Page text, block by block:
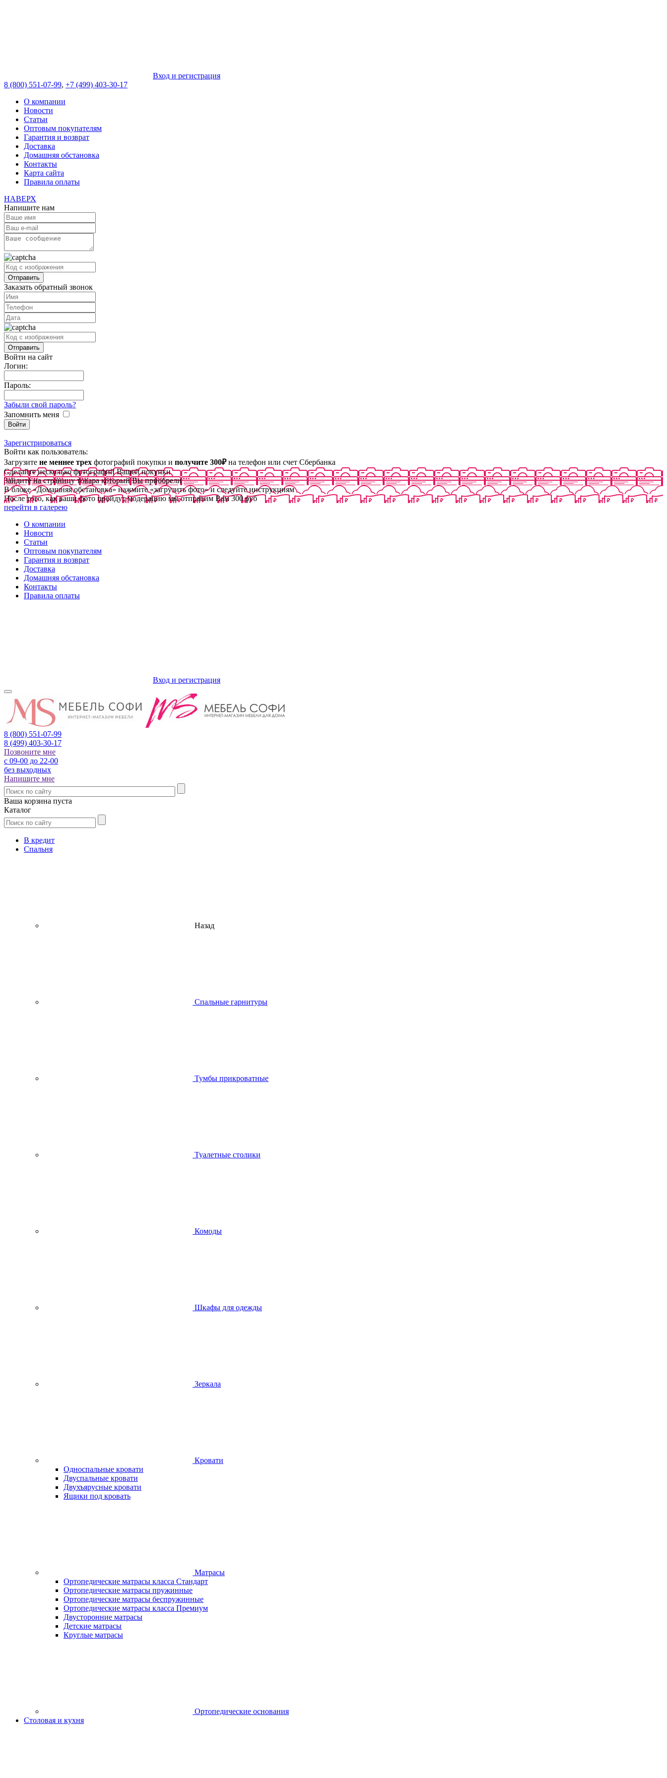
Вход и регистрация
8 (800) 551-07-99, +7 (499) 403-30-17
О компании
Новости
Статьи
Оптовым покупателям
Гарантия и возврат
Доставка
Домашняя обстановка
Контакты
Карта сайта
Правила оплаты
НАВЕРХ
Напишите нам
Заказать обратный звонок
Войти на сайт
Логин:
Пароль:
Забыли свой пароль?
Запомнить меня
Зарегистрироваться
Войти как пользователь:
Загрузите не меннее трех фотографий покупки и получите 300₽на телефон или счет Сбербанка
Сделайте несколько фотографий Вашей покупки
Зайдите на страницу товара который Вы приобрели
В блоке «Домашняя обстановка» нажмите «загрузить фото» и следуйте инструкциям
После того, как ваши фото пройдут модерацию мы отправим Вам 300 руб
перейти в галерею
О компании
Новости
Статьи
Оптовым покупателям
Гарантия и возврат
Доставка
Домашняя обстановка
Контакты
Правила оплаты
Вход и регистрация
8 (800) 551-07-99
8 (499) 403-30-17
Позвоните мне
с 09-00 до 22-00
без выходных
Напишите мне
Ваша корзина пуста
Каталог
В кредит
Спальня
Назад
Спальные гарнитуры
Тумбы прикроватные
Туалетные столики
Комоды
Шкафы для одежды
Зеркала
Кровати
Односпальные кровати
Двуспальные кровати
Двухъярусные кровати
Ящики под кровать
Матрасы
Ортопедические матрасы класса Стандарт
Ортопедические матрасы пружинные
Ортопедические матрасы беспружинные
Ортопедические матрасы класса Премиум
Двусторонние матрасы
Детские матрасы
Круглые матрасы
Ортопедические основания
Столовая и кухня